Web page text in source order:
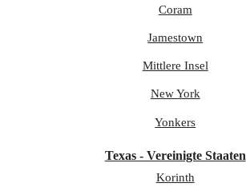
Coram
Jamestown
Mittlere Insel
New York
Yonkers
Texas - Vereinigte Staaten
Korinth